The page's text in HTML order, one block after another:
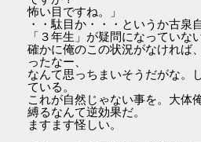
怖い目ですね。」
・・駄目か・・・というか古泉
「３年生」が疑問になっていな
確かに俺のこの状況がなければ
ったなー、
なんて思っちまいそうだがな。
ている。
これが自然じゃない事を。大体
縛るなんて逆効果だ。
ますます怪しい。